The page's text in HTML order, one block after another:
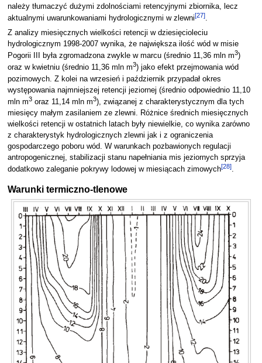
należy tłumaczyć dużymi zdolnościami retencyjnymi zbiornika, lecz
aktualnymi uwarunkowaniami hydrologicznymi w zlewni[27].
Z analizy miesięcznych wielkości retencji w dziesięcioleciu
hydrologicznym 1998-2007 wynika, że największa ilość wód w misie
Pogorii III była zgromadzona zwykle w marcu (średnio 11,36 mln m3)
oraz w kwietniu (średnio 11,36 mln m3) jako efekt przejmowania wód
pozimowych. Z kolei na wrzesień i październik przypadał okres
występowania najmniejszej retencji jeziornej (średnio odpowiednio 11,10
mln m3oraz 11,14 mln m3), związanej z charakterystycznym dla tych
miesięcy małym zasilaniem ze zlewni. Różnice średnich miesięcznych
wielkości retencji w ostatnich latach były niewielkie, co wynika zarówno
z charakterystyk hydrologicznych zlewni jak i z ograniczenia
gospodarczego poboru wód. W warunkach pozbawionych regulacji
antropogenicznej, stabilizacji stanu napełniania mis jeziornych sprzyja
dodatkowo zaleganie pokrywy lodowej w miesiącach zimowych[28].
Warunki termiczno-tlenowe